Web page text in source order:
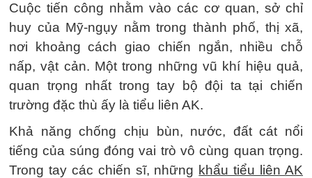
Cuộc tiến công nhằm vào các cơ quan, sở chỉ
huy của Mỹ-ngụy nằm trong thành phố, thị xã,
nơi khoảng cách giao chiến ngắn, nhiều chỗ
nấp, vật cản. Một trong những vũ khí hiệu quả,
quan trọng nhất trong tay bộ đội ta tại chiến
trường đặc thù ấy là tiểu liên AK.
Khả năng chống chịu bùn, nước, đất cát nổi
tiếng của súng đóng vai trò vô cùng quan trọng.
Trong tay các chiến sĩ, những khẩu tiểu liên AK